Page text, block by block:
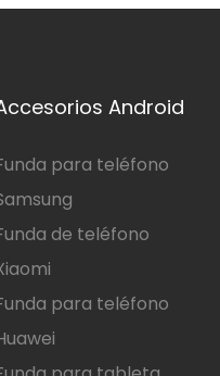
Android
para teléfono
de teléfono
para teléfono